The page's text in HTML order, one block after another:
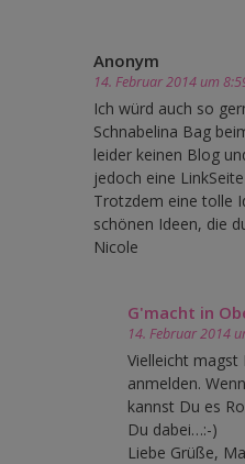
Anonym
14. Februar 2014 um
Ich würd auch so
Schnabelina Bag
leider keinen Blog
jedoch eine
Trotzdem eine tolle
schönen Ideen, die
Nicole
G'macht in
14. Februar 2014
Vielleicht magst
anmelden.
kannst Du es
Du dabei…:-)
Liebe Grüße,